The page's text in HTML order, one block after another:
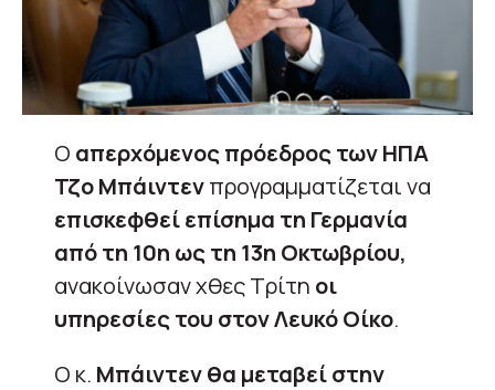
Ο απερχόμενος πρόεδρος των ΗΠΑ
Τζο Μπάιντενπρογραμματίζεται να
επισκεφθεί επίσημα τη Γερμανία
από τη 10η ως τη 13η Οκτωβρίου,
ανακοίνωσαν χθες Τρίτη οι
υπηρεσίες του στον Λευκό Οίκο.
Ο κ. Μπάιντεν θα μεταβεί στην